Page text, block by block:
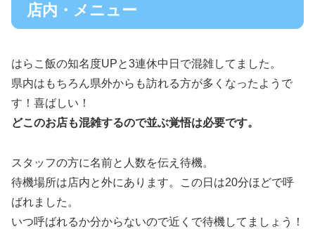
店内・メニュー
はらこ飯の知名度UPと3連休中日で混雑してました。
県内はもちろん県外からも訪れる方が多くなったようで
す！喜ばしい！
どこのお店も混雑するので並ぶ覚悟は必要です。
スタッフの方に名前と人数を伝え待機。
待機場所は店内と外にあります。この日は20分ほどで呼
ばれました。
いつ呼ばれるか分からないので近くで待機してましょう！